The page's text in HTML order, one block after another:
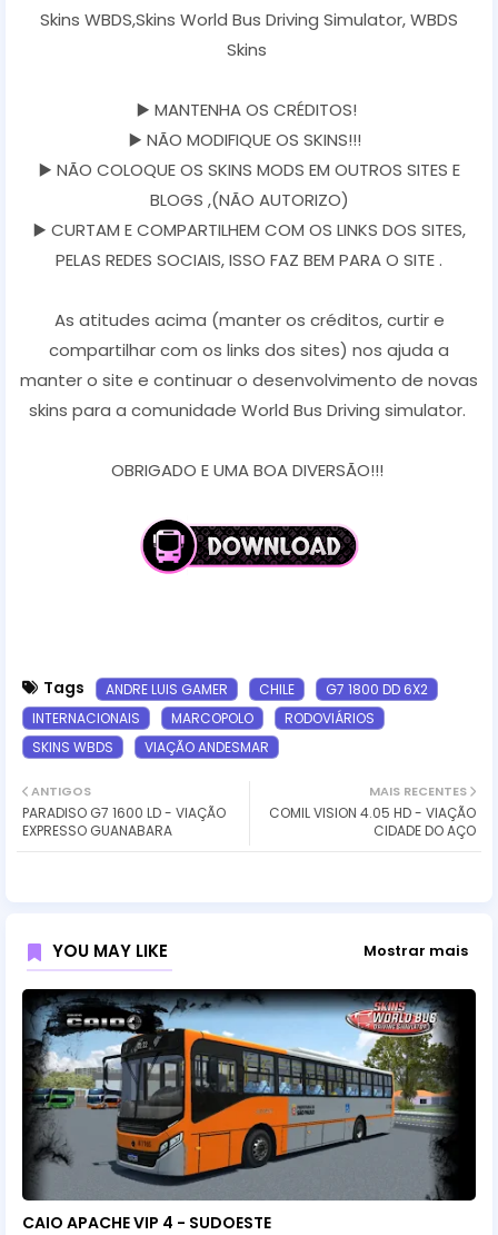
Skins WBDS,Skins World Bus Driving Simulator, WBDS
Skins
▶️ MANTENHA OS CRÉDITOS!
▶️ NÃO MODIFIQUE OS SKINS!!!
▶️ NÃO COLOQUE OS SKINS MODS EM OUTROS SITES E
BLOGS ,(NÃO AUTORIZO)
▶️ CURTAM E COMPARTILHEM COM OS LINKS DOS SITES,
PELAS REDES SOCIAIS, ISSO FAZ BEM PARA O SITE .
As atitudes acima (manter os créditos, curtir e
compartilhar com os links dos sites) nos ajuda a
manter o site e continuar o desenvolvimento de novas
skins para a comunidade World Bus Driving simulator.
OBRIGADO E UMA BOA DIVERSÃO!!!
Tags ANDRE LUIS GAMER CHILE
G7 1800 DD 6X2
INTERNACIONAIS
MARCOPOLO
RODOVIÁRIOS
SKINS WBDS
VIAÇÃO ANDESMAR
MAIS RECENTES
COMIL VISION 4.05 HD - VIAÇÃO
CIDADE DO AÇO
ANTIGOS
PARADISO G7 1600 LD - VIAÇÃO
EXPRESSO GUANABARA
YOU MAY LIKE Mostrar mais
CAIO APACHE VIP 4 - SUDOESTE